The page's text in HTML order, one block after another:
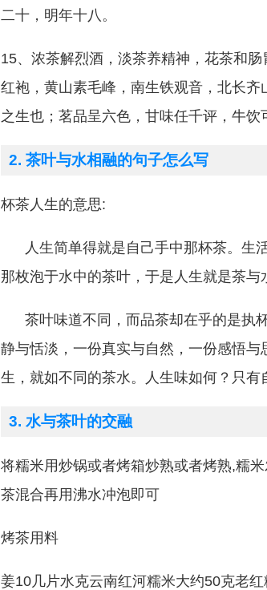
二十，明年十八。
15、浓茶解烈酒，淡茶养精神，花茶和
红袍，黄山素毛峰，南生铁观音，北长
之生也；茗品呈六色，甘味任千评，牛饮
2. 茶叶与水相融的句子怎么写
杯茶人生的意思:
人生简单得就是自己手中那杯茶。生
那枚泡于水中的茶叶，于是人生就是茶与
茶叶味道不同，而品茶却在乎的是执
静与恬淡，一份真实与自然，一份感悟
生，就如不同的茶水。人生味如何？只有
3. 水与茶叶的交融
将糯米用炒锅或者烤箱炒熟或者烤熟,糯
茶混合再用沸水冲泡即可
烤茶用料
姜10几片水克云南红河糯米大约50克老